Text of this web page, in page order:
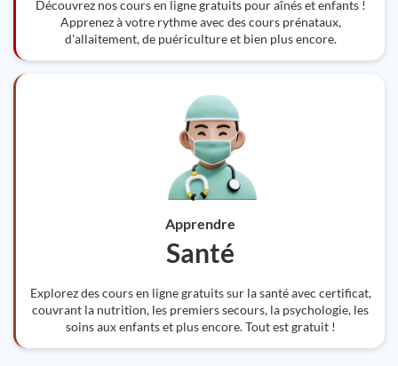
Découvrez nos cours en ligne gratuits pour aînés et enfants !
Apprenez à votre rythme avec des cours prénataux,
d'allaitement, de puériculture et bien plus encore.
Apprendre
Santé
Explorez des cours en ligne gratuits sur la santé avec certificat,
couvrant la nutrition, les premiers secours, la psychologie, les
soins aux enfants et plus encore. Tout est gratuit !